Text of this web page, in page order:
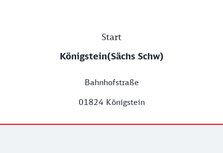
Start
Königstein(Sächs Schw)
Bahnhofstraße
01824 Königstein